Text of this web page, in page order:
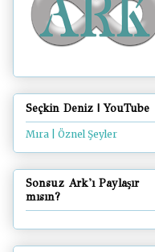
Seçkin Deniz | YouTube
Mıra | Öznel Şeyler
Sonsuz Ark'ı Paylaşır
mısın?